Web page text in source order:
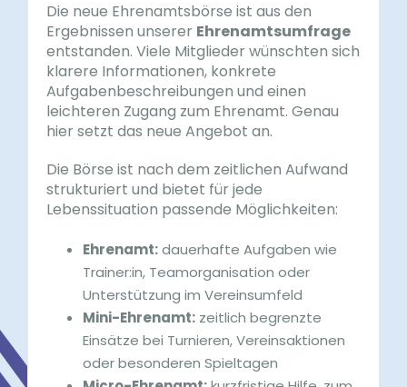
Die neue Ehrenamtsbörse ist aus den
Ergebnissen unserer Ehrenamtsumfrage
entstanden. Viele Mitglieder wünschten sich
klarere Informationen, konkrete
Aufgabenbeschreibungen und einen
leichteren Zugang zum Ehrenamt. Genau
hier setzt das neue Angebot an.
Die Börse ist nach dem zeitlichen Aufwand
strukturiert und bietet für jede
Lebenssituation passende Möglichkeiten:
Ehrenamt:dauerhafte Aufgaben wie
Trainer:in, Teamorganisation oder
Unterstützung im Vereinsumfeld
Mini-Ehrenamt: zeitlich begrenzte
Einsätze bei Turnieren, Vereinsaktionen
oder besonderen Spieltagen